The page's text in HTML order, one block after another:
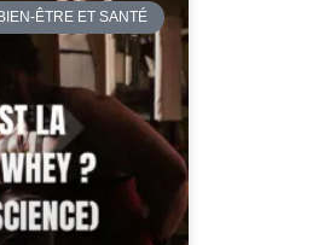
BIEN-ÊTRE ET SANTÉ